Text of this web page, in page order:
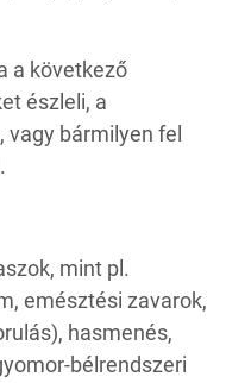
a következő
észleli, a
bármilyen fel
mint pl.
emésztési zavarok,
hasmenés,
bélrendszeri